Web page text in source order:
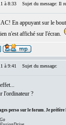
à 8:33 Sujet du message: Il
En appuyant sur le
n'est affiché sur l'écran.
à 9:41 Sujet du message:
l'ordinateur ?
perso sur le forum. Je préfère